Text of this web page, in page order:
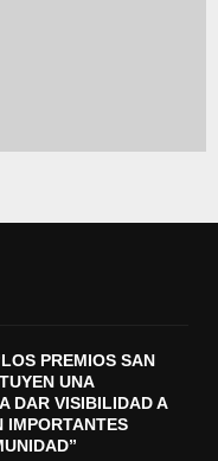
PREMIOS SAN
UNA
DAR VISIBILIDAD A
IMPORTANTES